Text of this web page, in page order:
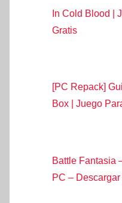
In Cold Blood |
Gratis
[PC Repack]
Box | Juego
Battle Fantasia
PC –